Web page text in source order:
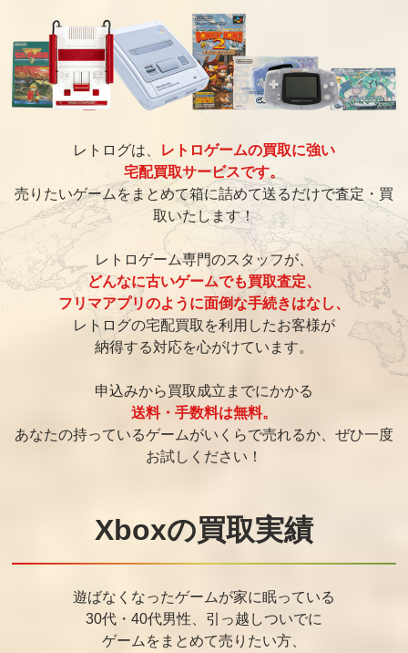
レトログは、
レトロゲームの買取に強い
宅配買取サービスです。
売りたいゲームをまとめて箱に詰めて送るだけで査定・買
取いたします！
レトロゲーム専門のスタッフが、
どんなに古いゲームでも買取査定、
フリマアプリのように面倒な手続きはなし、
レトログの宅配買取を利用したお客様が
納得する対応を心がけています。
申込みから買取成立までにかかる
送料・手数料は無料。
あなたの持っているゲームがいくらで売れるか、ぜひ一度
お試しください！
Xboxの買取実績
遊ばなくなったゲームが家に眠っている
30代・40代男性、引っ越しついでに
ゲームをまとめて売りたい方、